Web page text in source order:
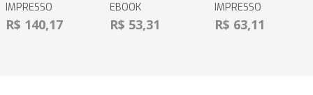
IMPRESSO
R$ 140,17
EBOOK
R$ 53,31
IMPRESSO
R$ 63,11